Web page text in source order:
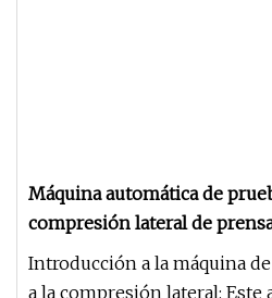
Máquina automática de
compresión lateral de
corrugado/cámara de
prueba/instrumento de
Introducción a la máquina
a la compresión lateral: Este